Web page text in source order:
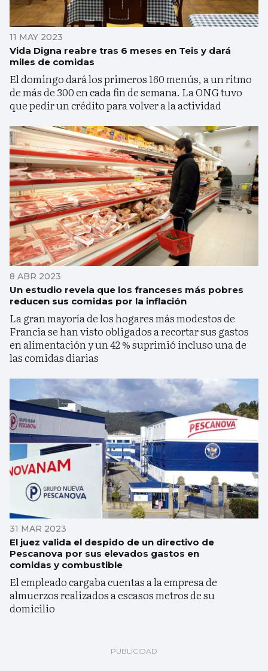
11 MAY 2023
Vida Digna reabre tras 6 meses en Teis y dará
miles de comidas
El domingo dará los primeros 160 menús, a un ritmo
de más de 300 en cada fin de semana. La ONG tuvo
que pedir un crédito para volver a la actividad
8 ABR 2023
Un estudio revela que los franceses más pobres
reducen sus comidas por la inflación
La gran mayoría de los hogares más modestos de
Francia se han visto obligados a recortar sus gastos
en alimentación y un 42 % suprimió incluso una de
las comidas diarias
31 MAR 2023
El juez valida el despido de un directivo de
Pescanova por sus elevados gastos en
comidas y combustible
El empleado cargaba cuentas a la empresa de
almuerzos realizados a escasos metros de su
domicilio